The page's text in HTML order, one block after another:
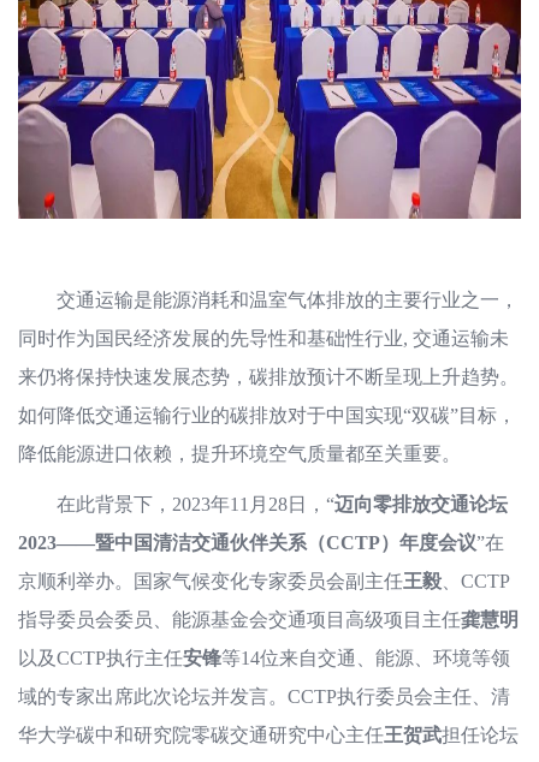
交通运输是能源消耗和温室气体排放的主要行业之一，
同时作为国民经济发展的先导性和基础性行业, 交通运输未
来仍将保持快速发展态势，碳排放预计不断呈现上升趋势。
如何降低交通运输行业的碳排放对于中国实现“双碳”目标，
降低能源进口依赖，提升环境空气质量都至关重要。
在此背景下，2023年11月28日，“迈向零排放交通论坛
2023——暨中国清洁交通伙伴关系（CCTP）年度会议”在
京顺利举办。国家气候变化专家委员会副主任王毅 、CCTP
指导委员会委员、能源基金会交通项目高级项目主任龚慧明
以及CCTP执行主任安锋等14位来自交通、能源、环境等领
域的专家出席此次论坛并发言。CCTP执行委员会主任、清
华大学碳中和研究院零碳交通研究中心主任王贺武担任论坛